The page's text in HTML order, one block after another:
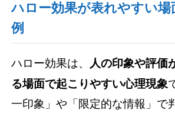
ハロー効果が表れやすい場
例
ハロー効果は、 人の印象や評価
る場面で起こりやすい心理現象
一印象」や「限定的な情報」で